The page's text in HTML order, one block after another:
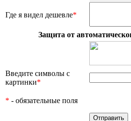
Где я видел дешевле*
Защита от
Введите символы с
картинки*
* - обязательные поля